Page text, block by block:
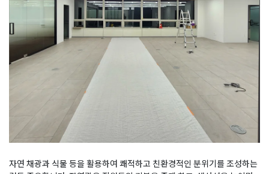
자연 채광과 식물 등을 활용하여 쾌적하고 친환경적인 분위기를 조성하는